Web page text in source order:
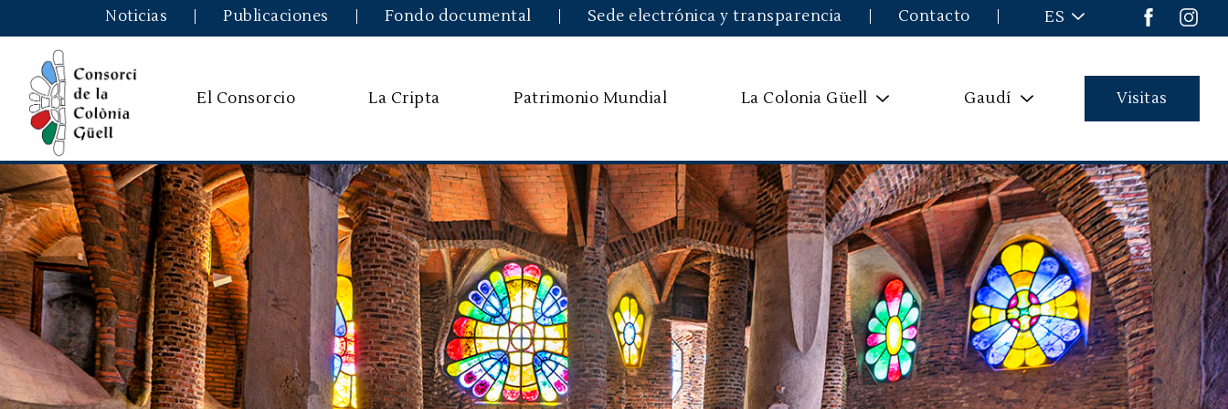
Pasar al contenido principal
Noticias Publicaciones Fondo documental Sede electrónica y transparencia Contacto ES
El Consorcio La Cripta Patrimonio Mundial La Colonia Güell Gaudí Visitas